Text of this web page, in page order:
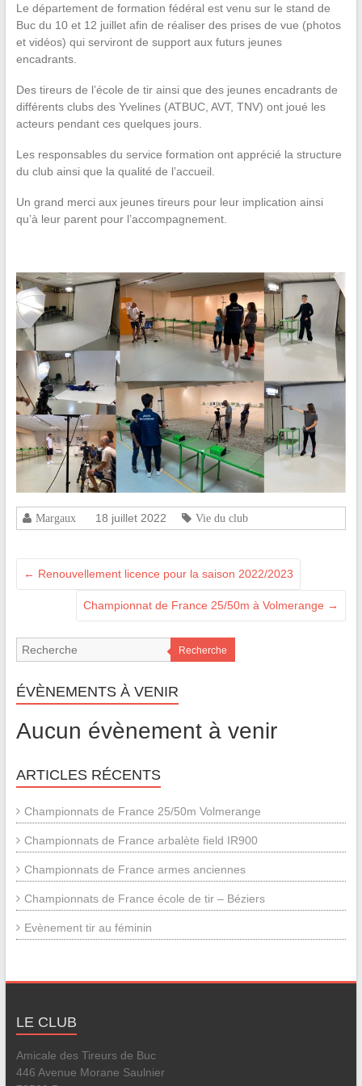
Le département de formation fédéral est venu sur le stand de
Buc du 10 et 12 juillet afin de réaliser des prises de vue (photos
et vidéos) qui serviront de support aux futurs jeunes
encadrants.
Des tireurs de l’école de tir ainsi que des jeunes encadrants de
différents clubs des Yvelines (ATBUC, AVT, TNV) ont joué les
acteurs pendant ces quelques jours.
Les responsables du service formation ont apprécié la structure
du club ainsi que la qualité de l’accueil.
Un grand merci aux jeunes tireurs pour leur implication ainsi
qu’à leur parent pour l’accompagnement.
Margaux 18 juillet 2022 Vie du club
← Renouvellement licence pour la saison 2022/2023
Championnat de France 25/50m à Volmerange →
Recherche
ÉVÈNEMENTS À VENIR
Aucun évènement à venir
ARTICLES RÉCENTS
Championnats de France 25/50m Volmerange
Championnats de France arbalète field IR900
Championnats de France armes anciennes
Championnats de France école de tir – Béziers
Evènement tir au féminin
LE CLUB
Amicale des Tireurs de Buc
446 Avenue Morane Saulnier